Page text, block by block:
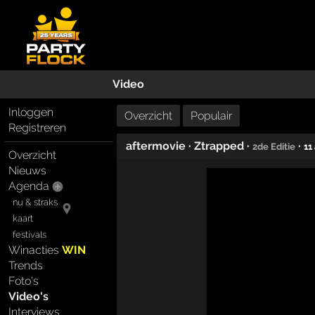
Video
Inloggen
Registreren
Overzicht
Nieuws
Agenda
nu & straks
kaart
festivals
WinactiesWIN
Trends
Foto's
Video's
Interviews
Overzicht Populair
aftermovie· Ztrapped· 2de Editie·